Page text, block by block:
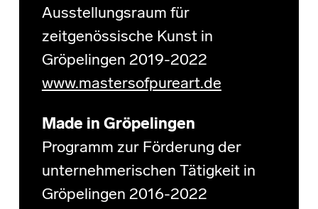
Ausstellungsraum für
zeitgenössische Kunst in
Gröpelingen 2019-2022
www.mastersofpureart.de
Made in Gröpelingen
Programm zur Förderung der
unternehmerischen Tätigkeit in
Gröpelingen 2016-2022